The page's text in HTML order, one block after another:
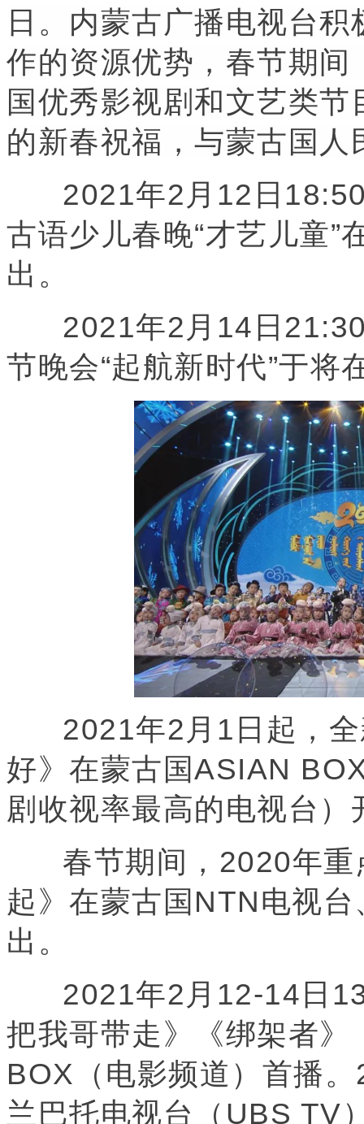
日。内蒙古广播电视台
作的资源优势，春节期
国优秀影视剧和文艺类
的新春祝福，与蒙古国
2021年2月12日18:50
古语少儿春晚“才艺儿童”
出。
2021年2月14日21:30
节晚会“起航新时代”于将
2021年2月1日起，全
好》在蒙古国ASIAN
剧收视率最高的电视台）
春节期间，2020年重
起》在蒙古国NTN电视
出。
2021年2月12-14日
把我哥带走》《绑架者
BOX（电影频道）首播
兰巴托电视台（UBS TV